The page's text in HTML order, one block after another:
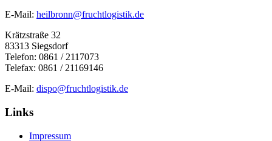
E-Mail: heilbronn@fruchtlogistik.de
Krätzstraße 32
83313 Siegsdorf
Telefon: 0861 / 2117073
Telefax: 0861 / 21169146
E-Mail: dispo@fruchtlogistik.de
Links
Impressum